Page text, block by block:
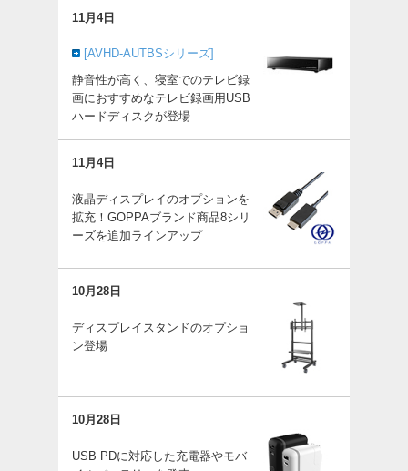
11月4日
[AVHD-AUTBSシリーズ]
静音性が高く、寝室でのテレビ録
画におすすめなテレビ録画用USB
ハードディスクが登場
11月4日
液晶ディスプレイのオプションを
拡充！GOPPAブランド商品8シリ
ーズを追加ラインアップ
10月28日
ディスプレイスタンドのオプショ
ン登場
10月28日
USB PDに対応した充電器やモバ